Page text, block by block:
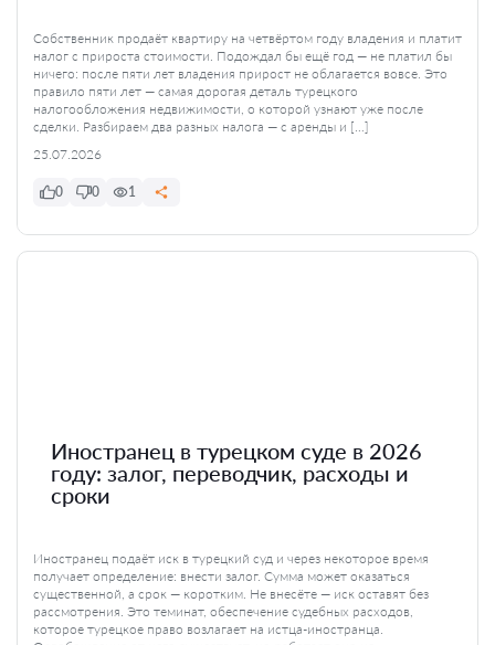
Собственник продаёт квартиру на четвёртом году владения и платит
налог с прироста стоимости. Подождал бы ещё год — не платил бы
ничего: после пяти лет владения прирост не облагается вовсе. Это
правило пяти лет — самая дорогая деталь турецкого
налогообложения недвижимости, о которой узнают уже после
сделки. Разбираем два разных налога — с аренды и […]
25.07.2026
0 0 1
Иностранец в турецком суде в 2026
году: залог, переводчик, расходы и
сроки
Иностранец подаёт иск в турецкий суд и через некоторое время
получает определение: внести залог. Сумма может оказаться
существенной, а срок — коротким. Не внесёте — иск оставят без
рассмотрения. Это теминат, обеспечение судебных расходов,
которое турецкое право возлагает на истца-иностранца.